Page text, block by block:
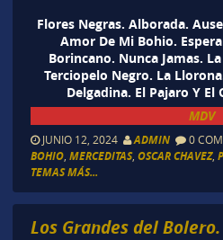
Flores Negras. Alborada.
Amor De Mi Bohio.
Borincano. Nunca Jamas.
Terciopelo Negro. La
Delgadina. El Pajaro Y El
MDV
JUNIO 12, 2024 ADMIN 0
BOHIO, MERCEDITAS, OSCAR CHAVEZ,
TEMAS MÁS...
Los Grandes del Bolero.